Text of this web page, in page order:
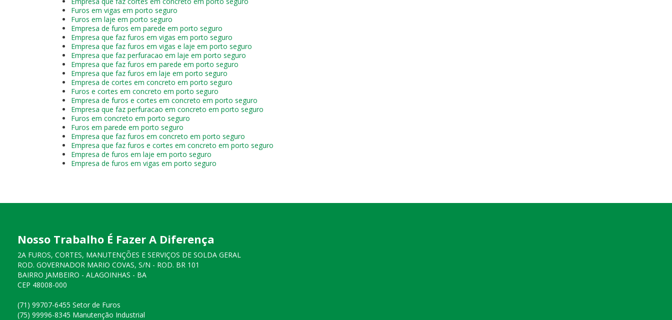
Furos em vigas em porto seguro
Furos em laje em porto seguro
Empresa de furos em parede em porto seguro
Empresa que faz furos em vigas em porto seguro
Empresa que faz furos em vigas e laje em porto seguro
Empresa que faz perfuracao em laje em porto seguro
Empresa que faz furos em parede em porto seguro
Empresa que faz furos em laje em porto seguro
Empresa de cortes em concreto em porto seguro
Furos e cortes em concreto em porto seguro
Empresa de furos e cortes em concreto em porto seguro
Empresa que faz perfuracao em concreto em porto seguro
Furos em concreto em porto seguro
Furos em parede em porto seguro
Empresa que faz furos em concreto em porto seguro
Empresa que faz furos e cortes em concreto em porto seguro
Empresa de furos em laje em porto seguro
Empresa de furos em vigas em porto seguro
Nosso Trabalho É Fazer A Diferença
2A FUROS, CORTES, MANUTENÇÕES E SERVIÇOS DE SOLDA GERAL
ROD. GOVERNADOR MARIO COVAS, S/N - ROD. BR 101
BAIRRO JAMBEIRO - ALAGOINHAS - BA
CEP 48008-000
(71) 99707-6455 Setor de Furos
(75) 99996-8345 Manutenção Industrial